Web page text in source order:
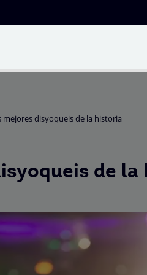
mejores disyoqueis de la historia
de